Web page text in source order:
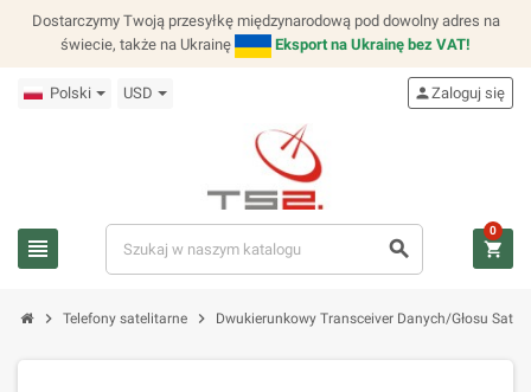
Dostarczymy Twoją przesyłkę międzynarodową pod dowolny adres na
świecie, także na Ukrainę
Eksport na Ukrainę bez VAT!
Polski USD
view_headline search
personZaloguj się
shopping_cart
0
chevron_right Telefony satelitarne chevron_right Dwukierunkowy Transceiver Danych/Głosu